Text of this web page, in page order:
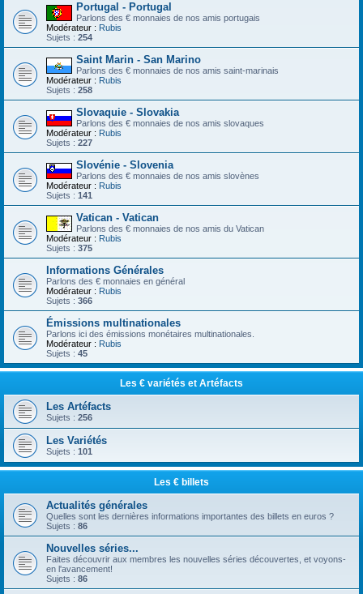
Portugal - Portugal
Parlons des € monnaies de nos amis portugais
Modérateur : Rubis
Sujets : 254
Saint Marin - San Marino
Parlons des € monnaies de nos amis saint-marinais
Modérateur : Rubis
Sujets : 258
Slovaquie - Slovakia
Parlons des € monnaies de nos amis slovaques
Modérateur : Rubis
Sujets : 227
Slovénie - Slovenia
Parlons des € monnaies de nos amis slovènes
Modérateur : Rubis
Sujets : 141
Vatican - Vatican
Parlons des € monnaies de nos amis du Vatican
Modérateur : Rubis
Sujets : 375
Informations Générales
Parlons des € monnaies en général
Modérateur : Rubis
Sujets : 366
Émissions multinationales
Parlons ici des émissions monétaires multinationales.
Modérateur : Rubis
Sujets : 45
Les € variétés et Artéfacts
Les Artéfacts
Sujets : 256
Les Variétés
Sujets : 101
Les € billets
Actualités générales
Quelles sont les dernières informations importantes des billets en euros ?
Sujets : 86
Nouvelles séries...
Faites découvrir aux membres les nouvelles séries découvertes, et voyons-
en l'avancement!
Sujets : 86